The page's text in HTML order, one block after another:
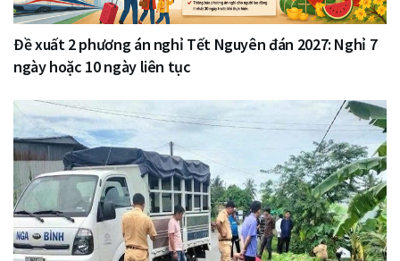
Đề xuất 2 phương án nghỉ Tết Nguyên đán 2027: Nghỉ 7
ngày hoặc 10 ngày liên tục